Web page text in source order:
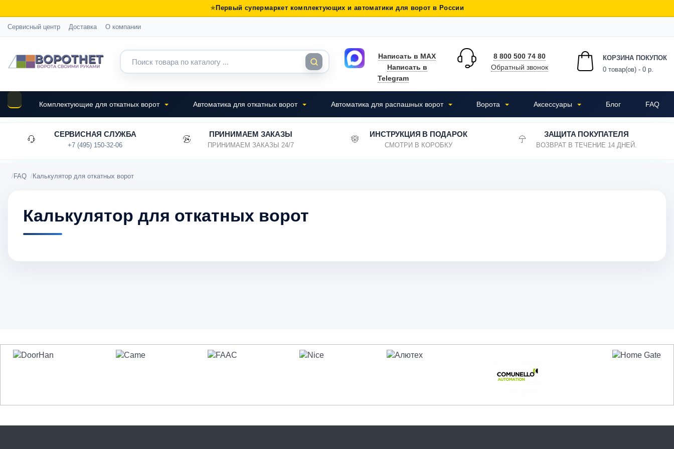
Первый супермаркет комплектующих и автоматики для ворот в России
Сервисный центр Доставка О компании
Написать в MAX
Написать в
Telegram
8 800 500 74 80
Обратный звонок
КОРЗИНА ПОКУПОК
0 товар(ов) - 0 р.
Комплектующие для откатных ворот Автоматика для откатных ворот Автоматика для распашных ворот Ворота Аксессуары Блог FAQ
СЕРВИСНАЯ СЛУЖБА
+7 (495) 150-32-06
ПРИНИМАЕМ ЗАКАЗЫ
ПРИНИМАЕМ ЗАКАЗЫ 24/7
ИНСТРУКЦИЯ В ПОДАРОК
СМОТРИ В КОРОБКУ
ЗАЩИТА ПОКУПАТЕЛЯ
ВОЗВРАТ В ТЕЧЕНИЕ 14 ДНЕЙ.
FAQ Калькулятор для откатных ворот
Калькулятор для откатных ворот